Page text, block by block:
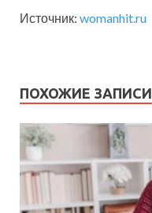
Источник: womanhit.ru
ПОХОЖИЕ ЗАПИСИ